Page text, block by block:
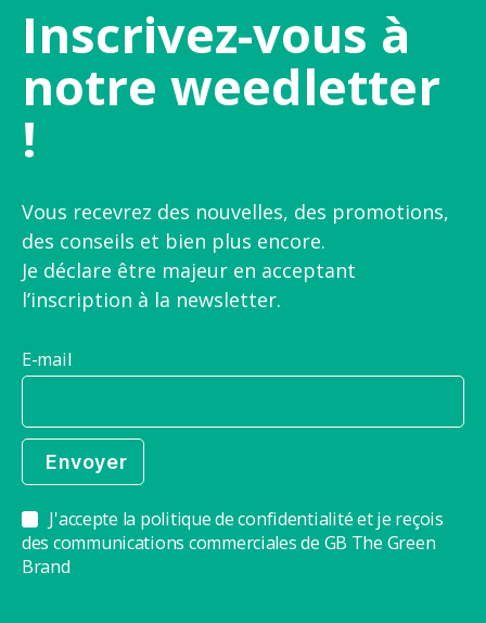
Inscrivez-vous à
notre weedletter
!
Vous recevrez des nouvelles, des promotions,
des conseils et bien plus encore.
Je déclare être majeur en acceptant
l’inscription à la newsletter.
E-mail
J'accepte la politique de confidentialité et je reçois
des communications commerciales de GB The Green
Brand